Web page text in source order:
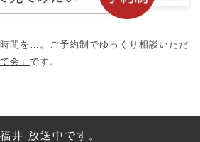
時間を…。ご予約制でゆっくり相談いただ
会」 です。
井 放送中です。